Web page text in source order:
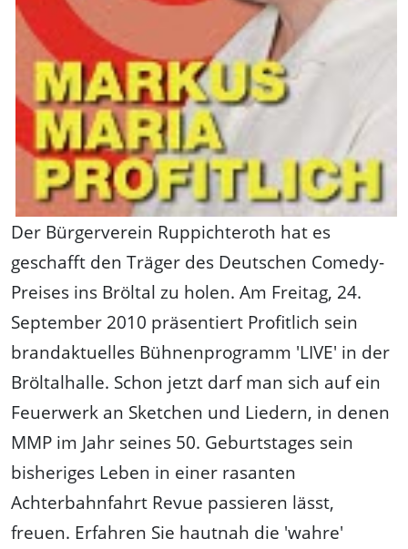
Der Bürgerverein Ruppichteroth hat es
geschafft den Träger des Deutschen Comedy-
Preises ins Bröltal zu holen. Am Freitag, 24.
September 2010 präsentiert Profitlich sein
brandaktuelles Bühnenprogramm 'LIVE' in der
Bröltalhalle. Schon jetzt darf man sich auf ein
Feuerwerk an Sketchen und Liedern, in denen
MMP im Jahr seines 50. Geburtstages sein
bisheriges Leben in einer rasanten
Achterbahnfahrt Revue passieren lässt,
freuen. Erfahren Sie hautnah die 'wahre'